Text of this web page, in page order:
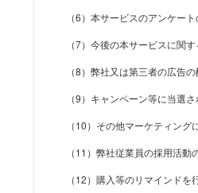
（6）本サービスのアンケー
（7）今後の本サービスに関
（8）弊社又は第三者の広告
（9）キャンペーン等に当選
（10）その他マーケティング
（11）弊社従業員の採用活動
（12）購入等のリマインドを